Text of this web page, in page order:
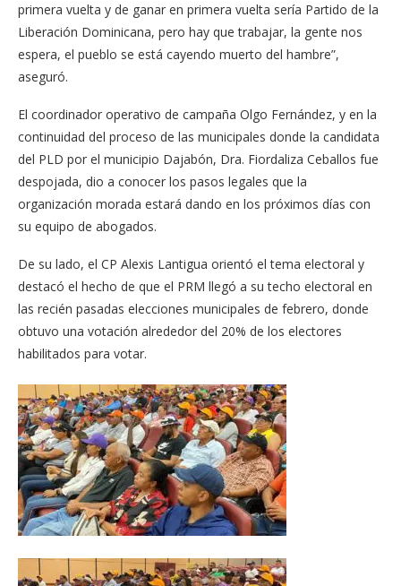
primera vuelta y de ganar en primera vuelta sería Partido de la
Liberación Dominicana, pero hay que trabajar, la gente nos
espera, el pueblo se está cayendo muerto del hambre”,
aseguró.
El coordinador operativo de campaña Olgo Fernández, y en la
continuidad del proceso de las municipales donde la candidata
del PLD por el municipio Dajabón, Dra. Fiordaliza Ceballos fue
despojada, dio a conocer los pasos legales que la
organización morada estará dando en los próximos días con
su equipo de abogados.
De su lado, el CP Alexis Lantigua orientó el tema electoral y
destacó el hecho de que el PRM llegó a su techo electoral en
las recién pasadas elecciones municipales de febrero, donde
obtuvo una votación alrededor del 20% de los electores
habilitados para votar.